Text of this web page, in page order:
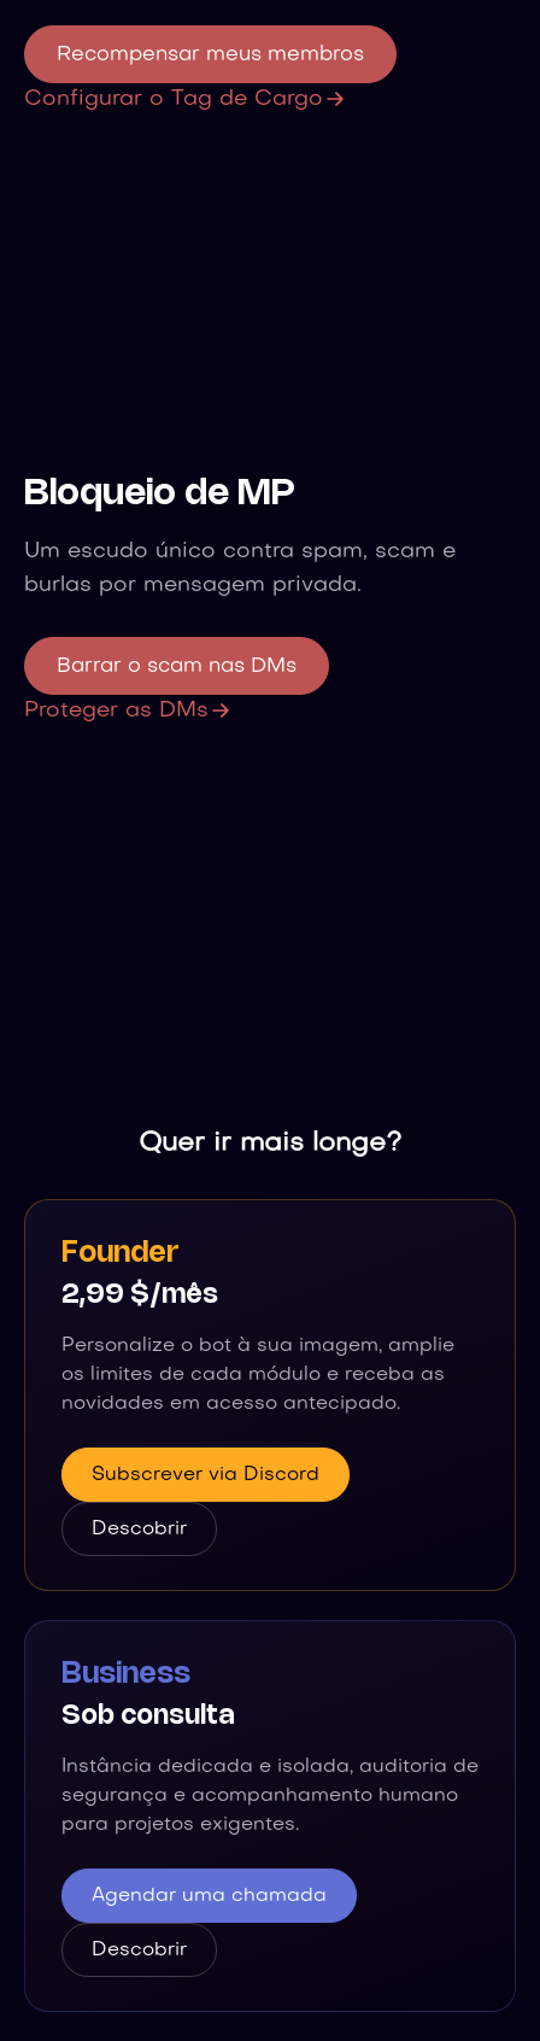
Recompensar meus membros
Configurar o Tag de Cargo
Bloqueio de MP
Um escudo único contra spam, scam e
burlas por mensagem privada.
Barrar o scam nas DMs
Proteger as DMs
Quer ir mais longe?
Founder
2,99 $/mês
Personalize o bot à sua imagem, amplie
os limites de cada módulo e receba as
novidades em acesso antecipado.
Subscrever via Discord
Descobrir
Business
Sob consulta
Instância dedicada e isolada, auditoria de
segurança e acompanhamento humano
para projetos exigentes.
Agendar uma chamada
Descobrir